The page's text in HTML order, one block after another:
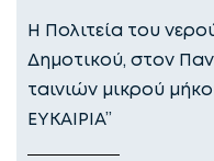
Η Πολιτεία του
Δημοτικού, στον
ταινιών μικρού
ΕΥΚΑΙΡΙΑ”